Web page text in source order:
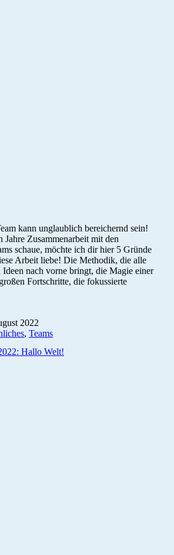
kann unglaublich bereichernd sein!
Zusammenarbeit mit den
schaue, möchte ich dir hier 5 Gründe
Arbeit liebe! Die Methodik, die alle
Ideen nach vorne bringt, die Magie einer
Fortschritte, die fokussierte
2022
, Teams
Hallo Welt!